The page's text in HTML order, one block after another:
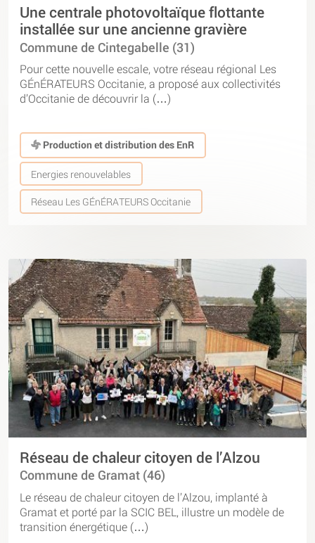
Une centrale photovoltaïque flottante
installée sur une ancienne gravière
Commune de Cintegabelle (31)
Pour cette nouvelle escale, votre réseau régional Les
GÉnÉRATEURS Occitanie, a proposé aux collectivités
d’Occitanie de découvrir la (…)
Production et distribution des EnR
Energies renouvelables
Réseau Les GÉnÉRATEURS Occitanie
Réseau de chaleur citoyen de l’Alzou
Commune de Gramat (46)
Le réseau de chaleur citoyen de l’Alzou, implanté à
Gramat et porté par la SCIC BEL, illustre un modèle de
transition énergétique (…)